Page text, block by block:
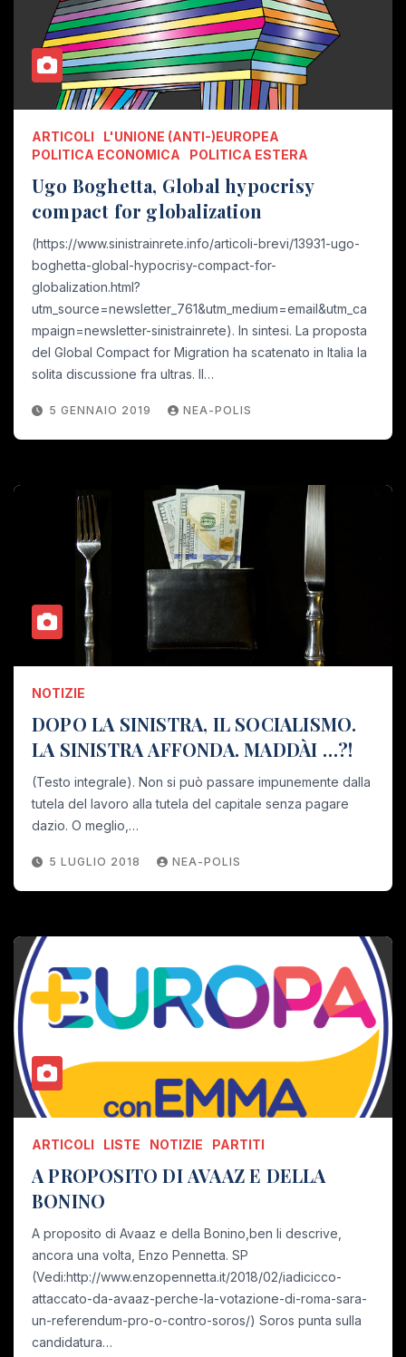
ARTICOLI
L'UNIONE (ANTI-)EUROPEA
POLITICA ECONOMICA
POLITICA ESTERA
Ugo Boghetta, Global hypocrisy
compact for globalization
(https://www.sinistrainrete.info/articoli-brevi/13931-ugo-
boghetta-global-hypocrisy-compact-for-
globalization.html?
utm_source=newsletter_761&utm_medium=email&utm_ca
mpaign=newsletter-sinistrainrete). In sintesi. La proposta
del Global Compact for Migration ha scatenato in Italia la
solita discussione fra ultras. Il…
5 GENNAIO 2019 NEA-POLIS
NOTIZIE
DOPO LA SINISTRA, IL SOCIALISMO.
LA SINISTRA AFFONDA. MADDÀI …?!
(Testo integrale). Non si può passare impunemente dalla
tutela del lavoro alla tutela del capitale senza pagare
dazio. O meglio,…
5 LUGLIO 2018 NEA-POLIS
ARTICOLI LISTE NOTIZIE PARTITI
A PROPOSITO DI AVAAZ E DELLA
BONINO
A proposito di Avaaz e della Bonino,ben li descrive,
ancora una volta, Enzo Pennetta. SP
(Vedi:http://www.enzopennetta.it/2018/02/iadicicco-
attaccato-da-avaaz-perche-la-votazione-di-roma-sara-
un-referendum-pro-o-contro-soros/) Soros punta sulla
candidatura…